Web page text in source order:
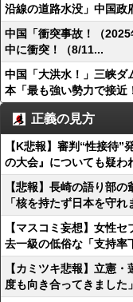
沿線の道路水没」中国政
中国「衝突事故！（
中に衝突！（8/11...
中国「大洪水！」三峡ダ
本「最も強い勢力で接近
正義の見方
【K悲報】審判“性接待
の大会』についても疑わ
【悲報】長崎の語り部
「核を持たず日本を守れ
【マスコミ妄想】女性
去一級の低俗な「支持率
【カミツキ悲報】立憲
度も向き合ってきまし